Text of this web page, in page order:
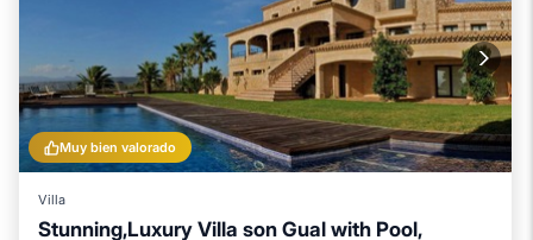
Muy bien valorado
Villa
Stunning,Luxury Villa son Gual with Pool,